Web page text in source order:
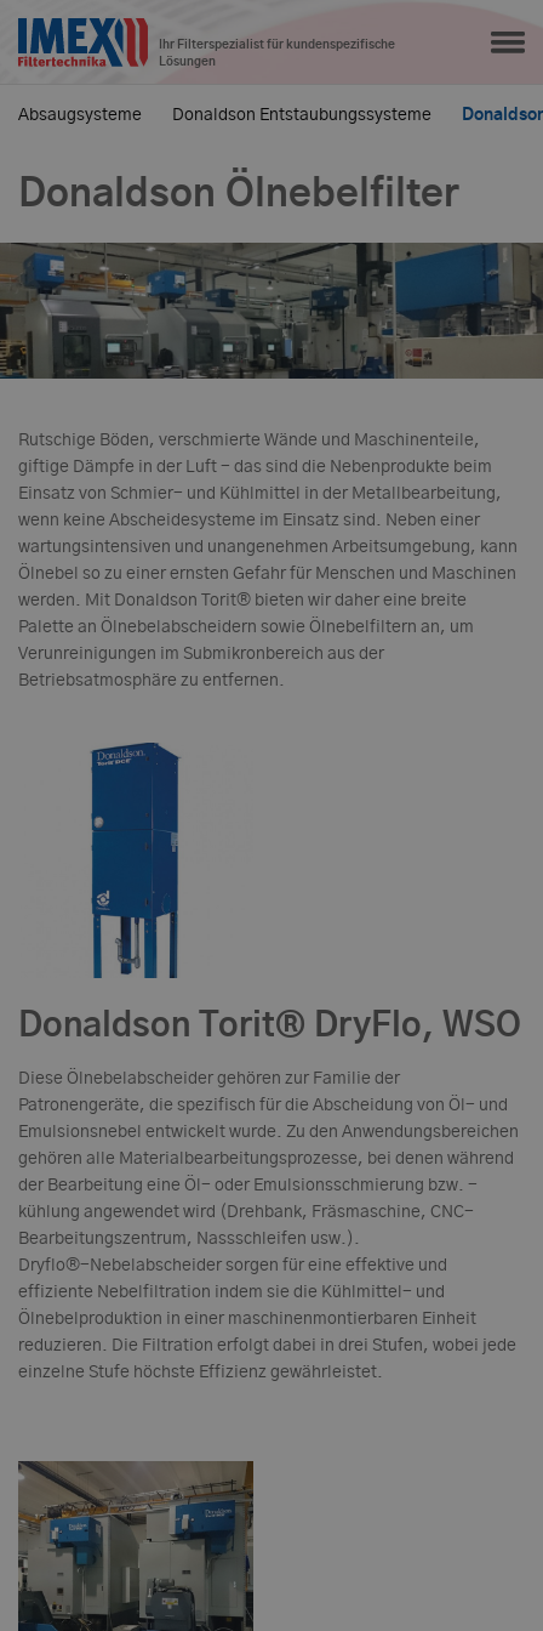
Ihr Filterspezialist für kundenspezifische
Lösungen
Absaugsysteme Donaldson Entstaubungssysteme
Donaldson Ölnebelfilter
Rutschige Böden, verschmierte Wände und Maschinenteile,
giftige Dämpfe in der Luft - das sind die Nebenprodukte beim
Einsatz von Schmier- und Kühlmittel in der Metallbearbeitung,
wenn keine Abscheidesysteme im Einsatz sind. Neben einer
wartungsintensiven und unangenehmen Arbeitsumgebung, kann
Ölnebel so zu einer ernsten Gefahr für Menschen und Maschinen
werden. Mit Donaldson Torit® bieten wir daher eine breite
Palette an Ölnebelabscheidern sowie Ölnebelfiltern an, um
Verunreinigungen im Submikronbereich aus der
Betriebsatmosphäre zu entfernen.
Donaldson Torit® DryFlo, WSO
Diese Ölnebelabscheider gehören zur Familie der
Patronengeräte, die spezifisch für die Abscheidung von Öl- und
Emulsionsnebel entwickelt wurde. Zu den Anwendungsbereichen
gehören alle Materialbearbeitungsprozesse, bei denen während
der Bearbeitung eine Öl- oder Emulsionsschmierung bzw. -
kühlung angewendet wird (Drehbank, Fräsmaschine, CNC-
Bearbeitungszentrum, Nassschleifen usw.).
Dryflo®-Nebelabscheider sorgen für eine effektive und
effiziente Nebelfiltration indem sie die Kühlmittel- und
Ölnebelproduktion in einer maschinenmontierbaren Einheit
reduzieren. Die Filtration erfolgt dabei in drei Stufen, wobei jede
einzelne Stufe höchste Effizienz gewährleistet.